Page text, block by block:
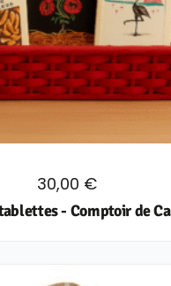
30,00 €
- Comptoir de